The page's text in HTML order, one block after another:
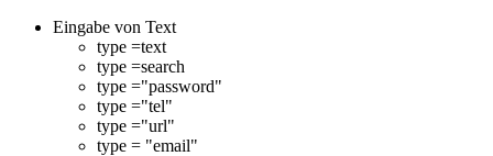
Eingabe von Text
type =text
type =search
type ="password"
type ="tel"
type ="url"
type = "email"